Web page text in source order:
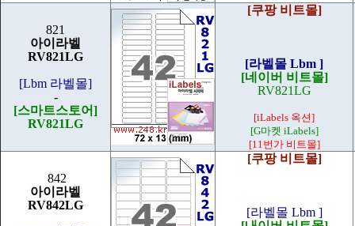
821
아이라벨
RV821LG
[Lbm 라벨몰]
-
[스마트스토어]
RV821LG
[쿠팡 비트몰]
[라벨몰 Lbm ]
[네이버 비트몰]
RV821LG
[iLabels 옥션]
[G마켓 iLabels]
[11번가 비트몰]
842
아이라벨
RV842LG
[쿠팡 비트몰]
[라벨몰 Lbm ]